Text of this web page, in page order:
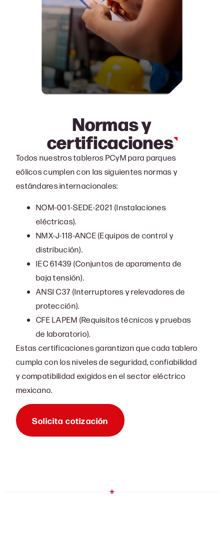
Normas y
certificaciones
Todos nuestros tableros PCyM para parques
eólicos cumplen con las siguientes normas y
estándares internacionales:
NOM-001-SEDE-2021 (Instalaciones
eléctricas).
NMX-J-118-ANCE (Equipos de control y
distribución).
IEC 61439 (Conjuntos de aparamenta de
baja tensión).
ANSI C37 (Interruptores y relevadores de
protección).
CFE LAPEM (Requisitos técnicos y pruebas
de laboratorio).
Estas certificaciones garantizan que cada tablero
cumpla con los niveles de seguridad, confiabilidad
y compatibilidad exigidos en el sector eléctrico
mexicano.
Solicita cotización